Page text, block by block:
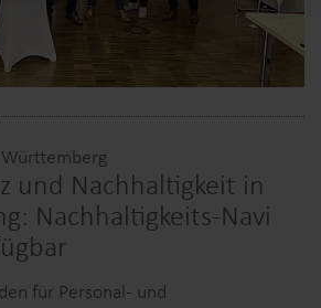
und Nachhaltigkeit in
Nachhaltigkeits-Navi
für Personal- und